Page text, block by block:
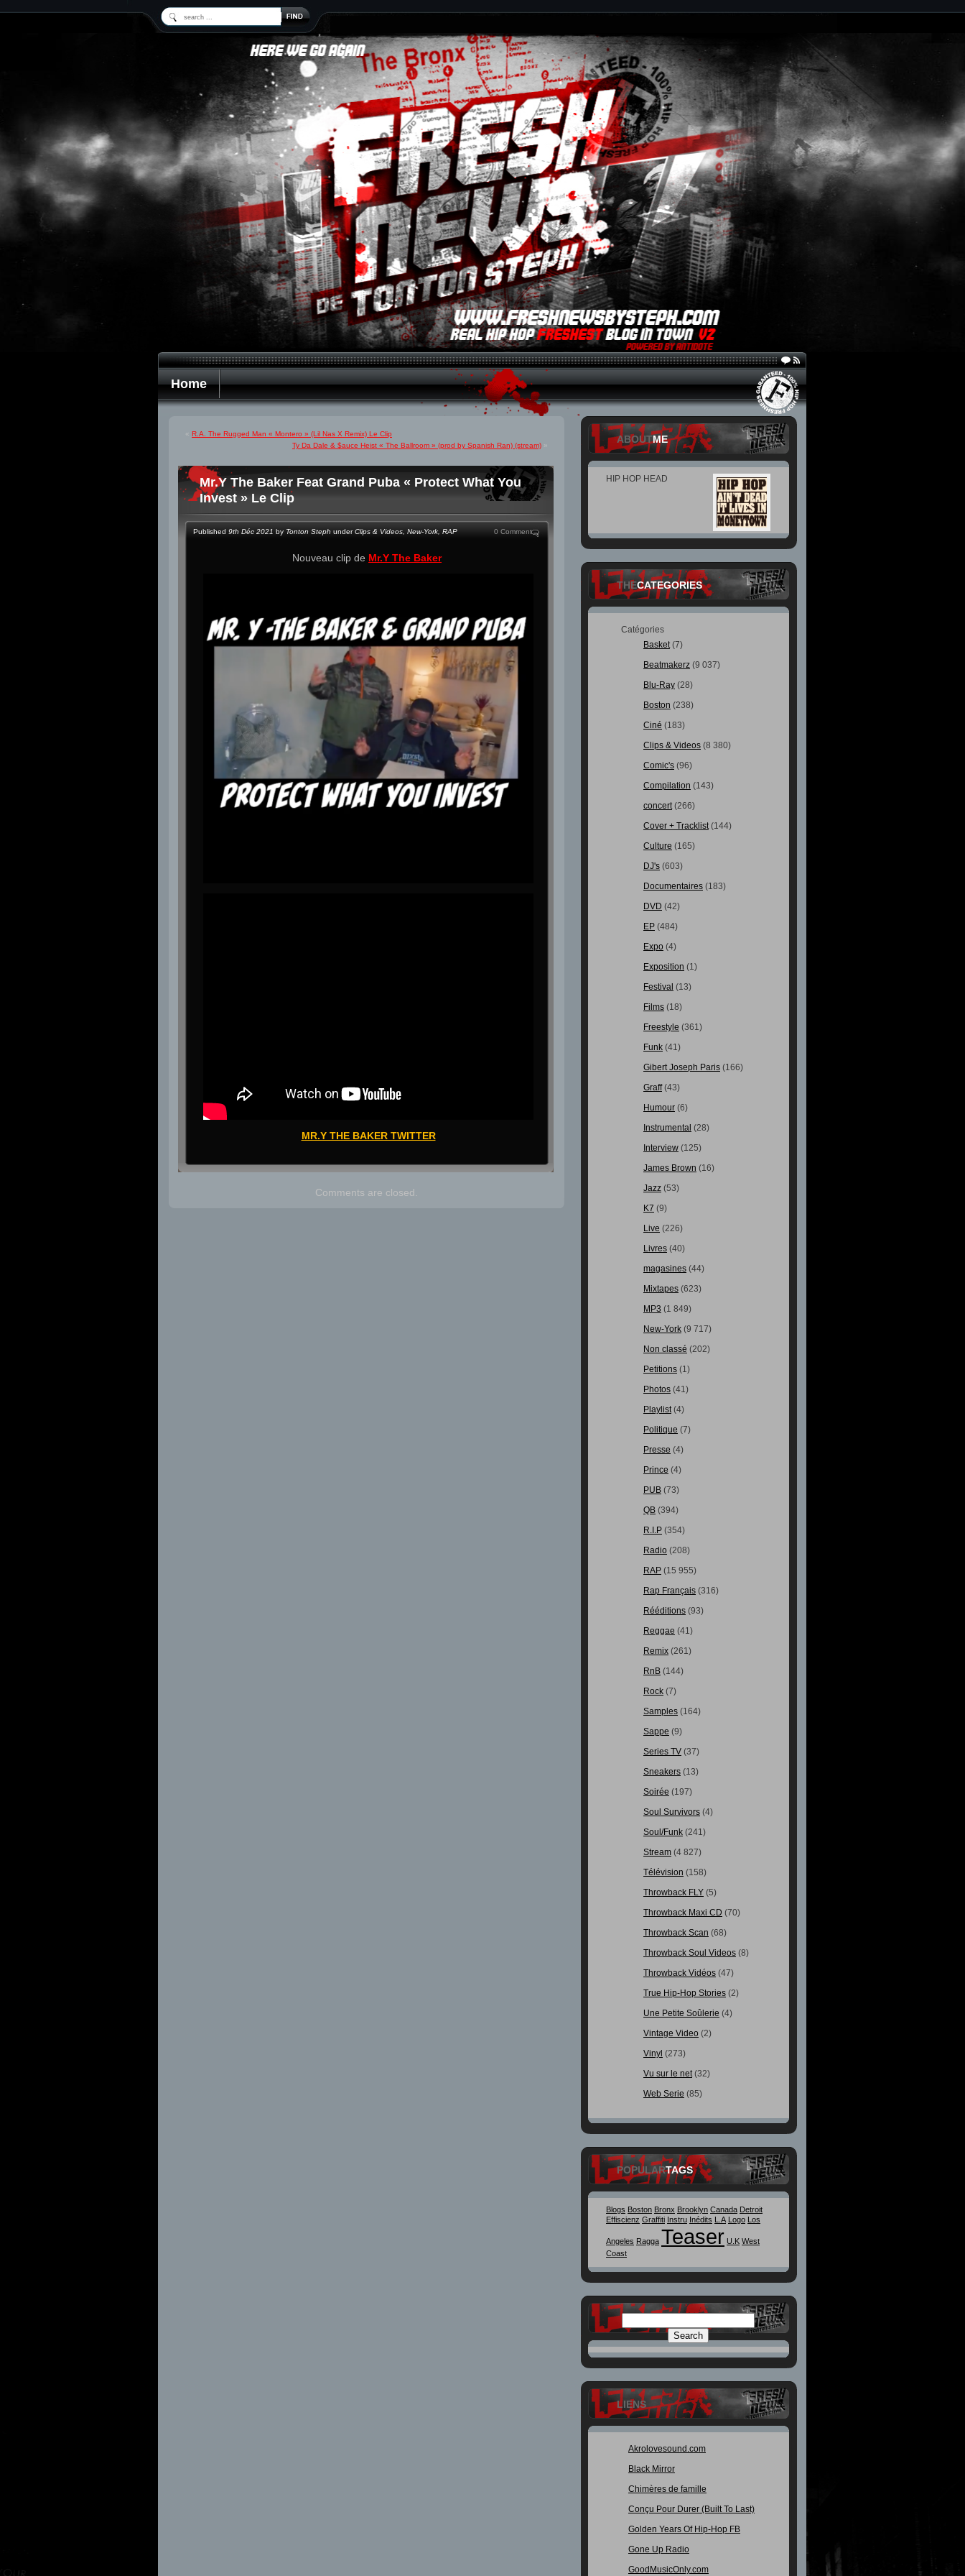
Home
« R.A. The Rugged Man « Montero » (Lil Nas X Remix) Le Clip
Ty Da Dale & $auce Heist « The Ballroom » (prod by Spanish Ran) (stream) »
Mr.Y The Baker Feat Grand Puba « Protect What You
Invest » Le Clip
Published 9th Déc 2021 by Tonton Steph underClips & Videos New-York RAP 0 Comment
Nouveau clip de Mr.Y The Baker
MR.Y THE BAKER TWITTER
Comments are closed.
ABOUTME
HIP HOP HEAD
THECATEGORIES
Catégories
Basket(7)
Beatmakerz (9 037)
Blu-Ray (28)
Boston (238)
Ciné (183)
Clips & Videos (8 380)
Comic's (96)
Compilation (143)
concert(266)
Cover + Tracklist(144)
Culture (165)
DJ's (603)
Documentaires (183)
DVD (42)
EP (484)
Expo (4)
Exposition (1)
Festival (13)
Films (18)
Freestyle (361)
Funk (41)
Gibert Joseph Paris (166)
Graff(43)
Humour (6)
Instrumental (28)
Interview (125)
James Brown (16)
Jazz (53)
K7 (9)
Live (226)
Livres (40)
magasines (44)
Mixtapes (623)
MP3 (1 849)
New-York (9 717)
Non classé (202)
Petitions (1)
Photos (41)
Playlist(4)
Politique (7)
Presse (4)
Prince (4)
PUB (73)
QB (394)
R.I.P (354)
Radio (208)
RAP (15 955)
Rap Français (316)
Rééditions (93)
Reggae (41)
Remix (261)
RnB (144)
Rock (7)
Samples (164)
Sappe (9)
Series TV (37)
Sneakers (13)
Soirée (197)
Soul Survivors (4)
Soul/Funk (241)
Stream (4 827)
Télévision (158)
Throwback FLY (5)
Throwback Maxi CD (70)
Throwback Scan (68)
Throwback Soul Videos (8)
Throwback Vidéos (47)
True Hip-Hop Stories (2)
Une Petite Soûlerie (4)
Vintage Video (2)
Vinyl (273)
Vu sur le net(32)
Web Serie (85)
POPULARTAGS
Blogs Boston Bronx Brooklyn Canada Detroit
Effiscienz Graffiti Instru Inédits L.A Logo Los
Angeles Ragga Teaser U.K West
Coast
LIENS
Akrolovesound.com
Black Mirror
Chimères de famille
Conçu Pour Durer (Built To Last)
Golden Years Of Hip-Hop FB
Gone Up Radio
GoodMusicOnly.com